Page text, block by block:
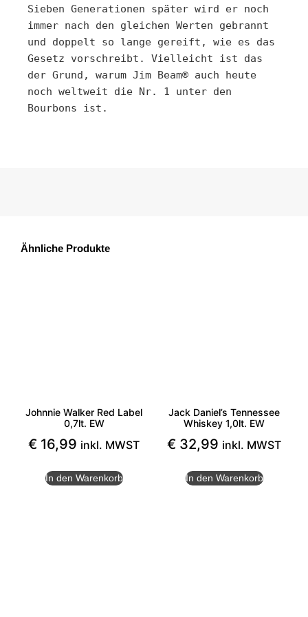
Sieben Generationen später wird er noch
immer nach den gleichen Werten gebrannt
und doppelt so lange gereift, wie es das
Gesetz vorschreibt. Vielleicht ist das
der Grund, warum Jim Beam® auch heute
noch weltweit die Nr. 1 unter den
Bourbons ist.
Ähnliche Produkte
Johnnie Walker Red Label
0,7lt. EW
€ 16,99 inkl. MWST
In den Warenkorb
Jack Daniel’s Tennessee
Whiskey 1,0lt. EW
€ 32,99 inkl. MWST
In den Warenkorb